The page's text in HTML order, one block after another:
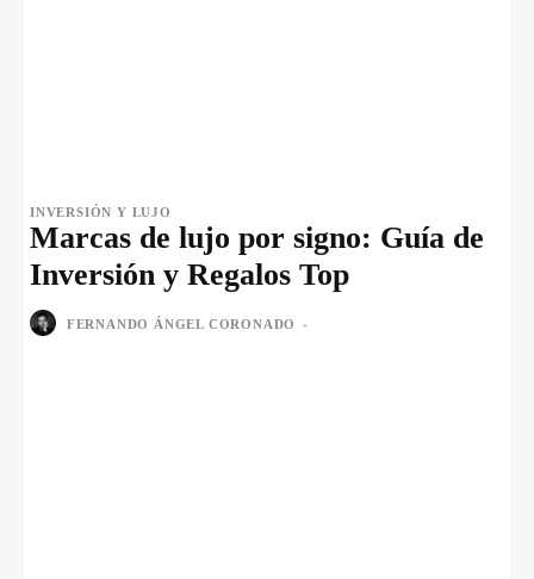
INVERSIÓN Y LUJO
Marcas de lujo por signo: Guía de
Inversión y Regalos Top
FERNANDO ÁNGEL CORONADO -